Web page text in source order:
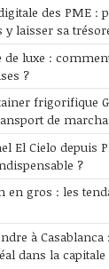
des PME :
laisser sa
de luxe :
?
frigorifique
de
El Cielo depuis
?
en gros : les
à
dans la